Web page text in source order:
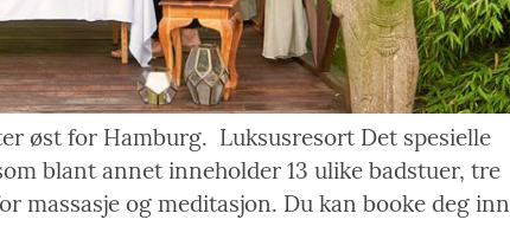
øst for Hamburg. Luksusresort Det spesielle
blant annet inneholder 13 ulike badstuer, tre
massasje og meditasjon. Du kan booke deg inn